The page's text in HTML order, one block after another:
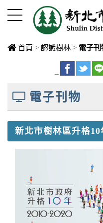
進入內容區塊
首頁 > 認識樹林 > 電子刊
電子刊物
新北市樹林區升格